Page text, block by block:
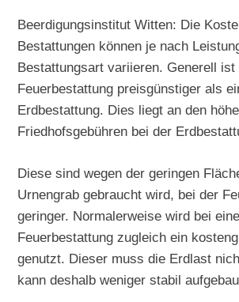
Beerdigungsinstitut Witten: Die
Bestattungen können je nach
Bestattungsart variieren. Generell ist
Feuerbestattung preisgünstiger als
Erdbestattung. Dies liegt an den
Friedhofsgebühren bei der
Diese sind wegen der geringen
Urnengrab gebraucht wird, bei der
geringer. Normalerweise wird bei
Feuerbestattung zugleich ein
genutzt. Dieser muss die Erdlast
kann deshalb weniger stabil